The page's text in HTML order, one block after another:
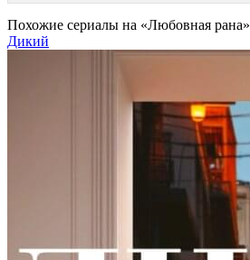
Похожие сериалы на «Любовная рана»
Дикий